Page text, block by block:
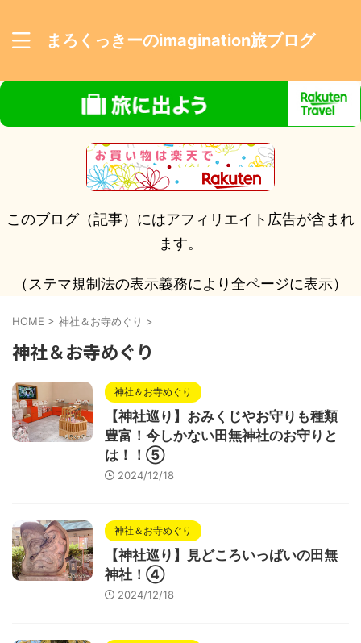
まろくっきーのimagination旅ブログ
このブログ（記事）にはアフィリエイト広告が含まれ
ます。
（ステマ規制法の表示義務により全ページに表示）
HOME > 神社＆お寺めぐり >
神社＆お寺めぐり
神社＆お寺めぐり
【神社巡り】おみくじやお守りも種類
豊富！今しかない田無神社のお守りと
は！！⑤
2024/12/18
神社＆お寺めぐり
【神社巡り】見どころいっぱいの田無
神社！④
2024/12/18